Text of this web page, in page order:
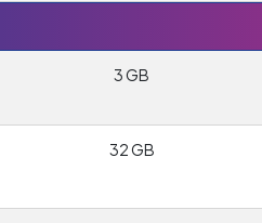
3 GB
32 GB